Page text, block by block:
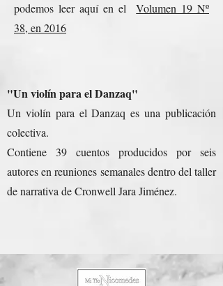
podemos leer aquí en elVolumen 19 Nº
38, en 2016
"Un violín para el Danzaq"
Un violín para el Danzaq es una publicación
colectiva.
Contiene 39 cuentos producidos por seis
autores en reuniones semanales dentro del taller
de narrativa de Cronwell Jara Jiménez.